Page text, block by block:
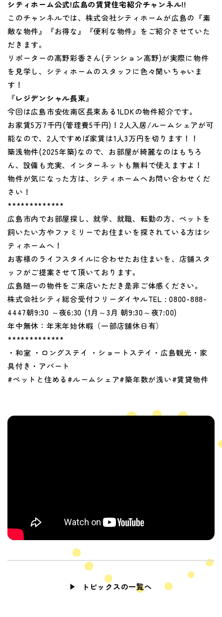
シティホーム公式!広島の賃貸住宅紹介チャンネル!!
このチャンネルでは、株式会社シティホームが広島の『素
敵な物件』『お得な』『便利な物件』をご紹介させていた
だきます。
リポーターの高野彩香さん(テンション高野)が実際に物件
を見学し、シティホームのスタッフに色々聞いちゃいま
す！
『レジデンシャル長束 』
今回は広島市安佐南区長束ある1LDKの物件紹介です。
お家賃5万7千円(管理費5千円)！2人入居/ルームシェアが可
能なので、2人ですめば家賃は1人3万円を切ります！！
築浅物件(2025年築)なので、お部屋が綺麗なのはもちろ
ん、設備も充実、インターネットも無料で使えますよ！
物件が気になった方は、シティホームへお問い合わせくだ
さい！
*************
広島市内でお部屋探し、就学、就職、転勤の方、ペットを
飼いたい方やファミリーでお住まいを探されている方はシ
ティホームへ！
お客様のライフスタイルに合わせたお住まいを、店舗スタ
ッフがご提案させて頂いております。
広島随一の物件をご来店いただき是非ご体感ください。
株式会社シティ総合受付フリーダイヤルTEL : 0800-888-
4447朝9:30 ～夜6:30 (1月～3月 朝9:30～夜7:00)
年中無休：年末年始休暇（一部店舗休日有）
*************
・和室 ・ロングステイ ・ショートステイ・広島観光・家
具付き・アパート
#ペットと住める#ルームシェア#築年数が浅い#賃貸物件
トピックスの一覧へ